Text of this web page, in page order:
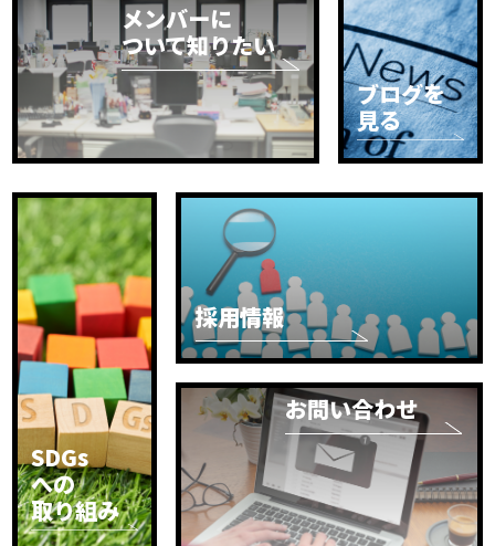
メンバーに
ついて知りたい
ブログを
見る
SDGs
への
取り組み
採用情報
お問い合わせ